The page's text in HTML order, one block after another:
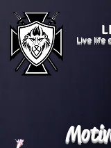
Live life